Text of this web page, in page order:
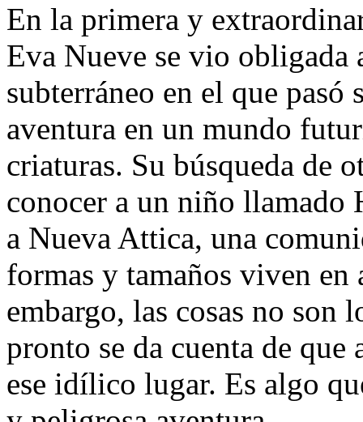
En la primera y
Eva Nueve se vio obligada
subterráneo en el que
aventura en un mundo
criaturas. Su búsqueda de
conocer a un niño llamado
a Nueva Attica, una
formas y tamaños viven en
embargo, las cosas no son
pronto se da cuenta de
ese idílico lugar. Es algo